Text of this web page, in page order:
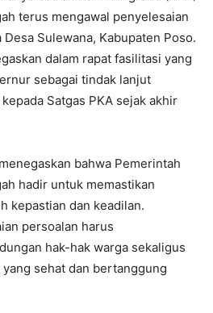
terus mengawal penyelesaian
Sulewana, Kabupaten Poso.
dalam rapat fasilitasi yang
sebagai tindak lanjut
Satgas PKA sejak akhir
bahwa Pemerintah
hadir untuk memastikan
kepastian dan keadilan.
persoalan harus
hak-hak warga sekaligus
sehat dan bertanggung